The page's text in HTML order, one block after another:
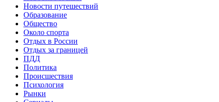
Новости путешествий
Образование
Общество
Около спорта
Отдых в России
Отдых за границей
ПДД
Политика
Происшествия
Психология
Рынки